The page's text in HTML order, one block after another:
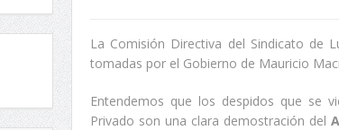
La Comisión Directiva del Sindicato de
tomadas por el Gobierno de Mauricio
Entendemos que los despidos que se
Privado son una clara demostración del